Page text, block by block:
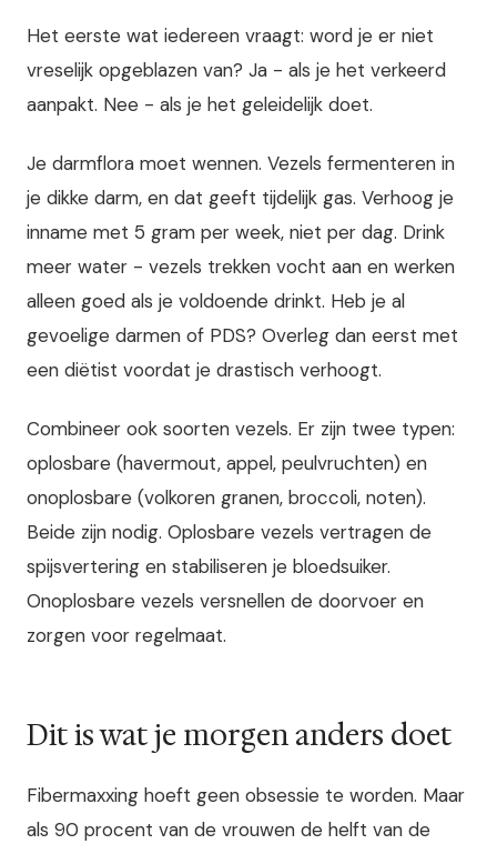
Het eerste wat iedereen vraagt: word je er niet
vreselijk opgeblazen van? Ja - als je het verkeerd
aanpakt. Nee - als je het geleidelijk doet.
Je darmflora moet wennen. Vezels fermenteren in
je dikke darm, en dat geeft tijdelijk gas. Verhoog je
inname met 5 gram per week, niet per dag. Drink
meer water - vezels trekken vocht aan en werken
alleen goed als je voldoende drinkt. Heb je al
gevoelige darmen of PDS? Overleg dan eerst met
een diëtist voordat je drastisch verhoogt.
Combineer ook soorten vezels. Er zijn twee typen:
oplosbare (havermout, appel, peulvruchten) en
onoplosbare (volkoren granen, broccoli, noten).
Beide zijn nodig. Oplosbare vezels vertragen de
spijsvertering en stabiliseren je bloedsuiker.
Onoplosbare vezels versnellen de doorvoer en
zorgen voor regelmaat.
Dit is wat je morgen anders doet
Fibermaxxing hoeft geen obsessie te worden. Maar
als 90 procent van de vrouwen de helft van de